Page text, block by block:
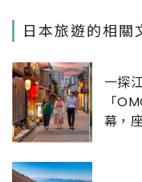
日本旅遊的相關
一探
「
幕，